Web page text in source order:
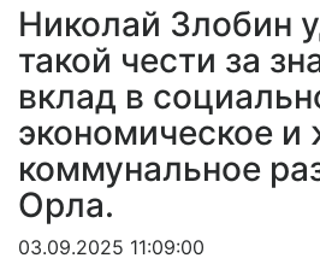
Николай Злобин
такой чести за
вклад в
экономическое
коммунальное
Орла.
03.09.2025 11:09:00